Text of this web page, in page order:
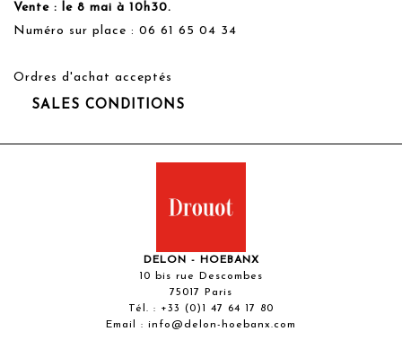
Vente : le 8 mai à 10h30.
Numéro sur place : 06 61 65 04 34
Ordres d'achat acceptés
SALES CONDITIONS
DELON - HOEBANX
10 bis rue Descombes
75017 Paris
Tél. : +33 (0)1 47 64 17 80
Email : info@delon-hoebanx.com